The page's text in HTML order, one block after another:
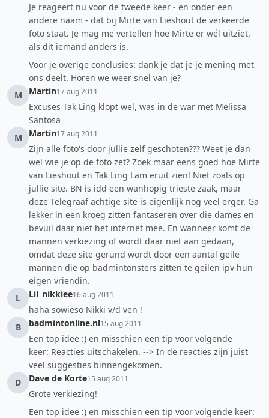
Je reageert nu voor de tweede keer - en onder een
andere naam - dat bij Mirte van Lieshout de verkeerde
foto staat. Je mag me vertellen hoe Mirte er wél uitziet,
als dit iemand anders is.
Voor je overige conclusies: dank je dat je je mening met
ons deelt. Horen we weer snel van je?
M
Martin17 aug 2011
Excuses Tak Ling klopt wel, was in de war met Melissa
Santosa
M
Martin17 aug 2011
Zijn alle foto's door jullie zelf geschoten??? Weet je dan
wel wie je op de foto zet? Zoek maar eens goed hoe Mirte
van Lieshout en Tak Ling Lam eruit zien! Niet zoals op
jullie site. BN is idd een wanhopig trieste zaak, maar
deze Telegraaf achtige site is eigenlijk nog veel erger. Ga
lekker in een kroeg zitten fantaseren over die dames en
bevuil daar niet het internet mee. En wanneer komt de
mannen verkiezing of wordt daar niet aan gedaan,
omdat deze site gerund wordt door een aantal geile
mannen die op badmintonsters zitten te geilen ipv hun
eigen vriendin.
L
Lil_nikkiee16 aug 2011
haha sowieso Nikki v/d ven !
B
badmintonline.nl15 aug 2011
Een top idee :) en misschien een tip voor volgende
keer: Reacties uitschakelen. --> In de reacties zijn juist
veel suggesties binnengekomen.
D
Dave de Korte15 aug 2011
Grote verkiezing!
Een top idee :) en misschien een tip voor volgende keer: